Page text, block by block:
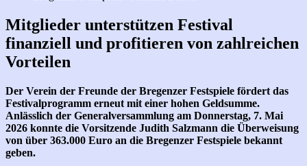
Mitglieder unterstützen Festival
finanziell und profitieren von zahlreichen
Vorteilen
Der Verein der Freunde der Bregenzer Festspiele fördert das
Festivalprogramm erneut mit einer hohen Geldsumme.
Anlässlich der Generalversammlung am Donnerstag, 7. Mai
2026 konnte die Vorsitzende Judith Salzmann die Überweisung
von über 363.000 Euro an die Bregenzer Festspiele bekannt
geben.